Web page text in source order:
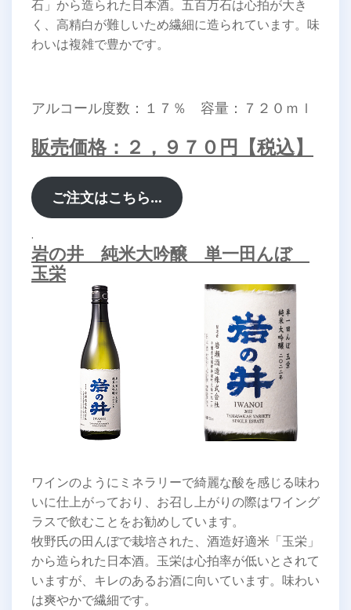
石」から造られた日本酒。五百万石は心拍が大き
く、高精白が難しいため繊細に造られています。味
わいは複雑で豊かです。
アルコール度数：１７％ 容量：７２０ｍｌ
販売価格：２，９７０円【税込】
ご注文はこちら…
.
岩の井 純米大吟醸 単一田んぼ
玉栄
ワインのようにミネラリーで綺麗な酸を感じる味わ
いに仕上がっており、お召し上がりの際はワイング
ラスで飲むことをお勧めしています。
牧野氏の田んぼで栽培された、酒造好適米「玉栄」
から造られた日本酒。玉栄は心拍率が低いとされて
いますが、キレのあるお酒に向いています。味わい
は爽やかで繊細です。